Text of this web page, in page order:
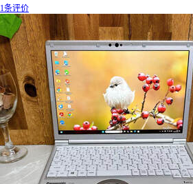
1条评价